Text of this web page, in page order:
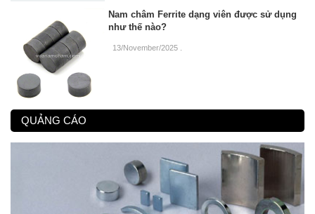
Nam châm Ferrite dạng viên được sử dụng
như thế nào?
13/November/2025
QUẢNG CÁO